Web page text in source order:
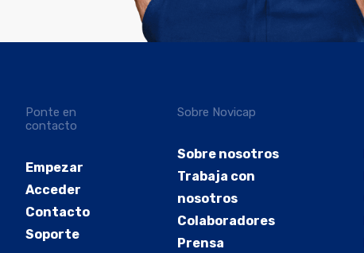
Ponte en
contacto
Empezar
Acceder
Contacto
Soporte
Sobre Novicap
Sobre nosotros
Trabaja con
nosotros
Colaboradores
Prensa